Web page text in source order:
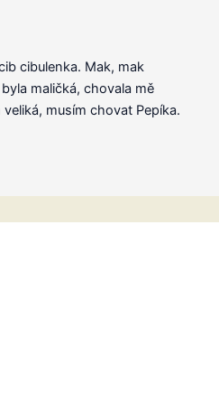
cibulenka. Mak, mak
maličká, chovala mě
musím chovat Pepíka.